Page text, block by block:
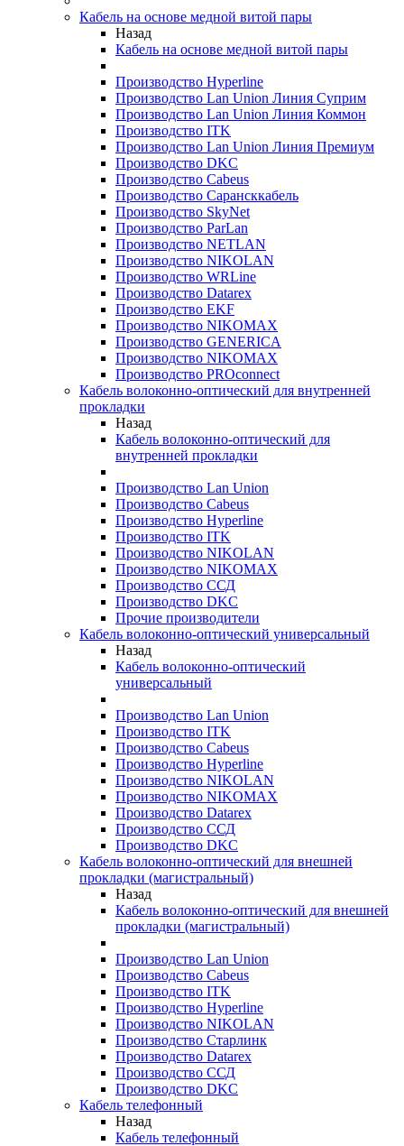
Кабель на основе медной витой пары
Назад
Кабель на основе медной витой пары
Производство Hyperline
Производство Lan Union Линия Суприм
Производство Lan Union Линия Коммон
Производство ITK
Производство Lan Union Линия Премиум
Производство DKC
Производство Cabeus
Производство Сарансккабель
Производство SkyNet
Производство ParLan
Производство NETLAN
Производство NIKOLAN
Производство WRLine
Производство Datarex
Производство EKF
Производство NIKOMAX
Производство GENERICA
Производство NIKOMAX
Производство PROconnect
Кабель волоконно-оптический для внутренней
прокладки
Назад
Кабель волоконно-оптический для
внутренней прокладки
Производство Lan Union
Производство Cabeus
Производство Hyperline
Производство ITK
Производство NIKOLAN
Производство NIKOMAX
Производство ССД
Производство DKC
Прочие производители
Кабель волоконно-оптический универсальный
Назад
Кабель волоконно-оптический
универсальный
Производство Lan Union
Производство ITK
Производство Cabeus
Производство Hyperline
Производство NIKOLAN
Производство NIKOMAX
Производство Datarex
Производство ССД
Производство DKC
Кабель волоконно-оптический для внешней
прокладки (магистральный)
Назад
Кабель волоконно-оптический для внешней
прокладки (магистральный)
Производство Lan Union
Производство Cabeus
Производство ITK
Производство Hyperline
Производство NIKOLAN
Производство Старлинк
Производство Datarex
Производство ССД
Производство DKC
Кабель телефонный
Назад
Кабель телефонный